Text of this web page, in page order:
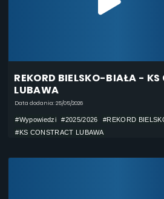
REKORD BIELSKO-BIAŁA -
LUBAWA
Data dodania: 25/05/2026
#Wypowiedzi #2025/2026
#REKORD
#KS CONSTRACT LUBAWA